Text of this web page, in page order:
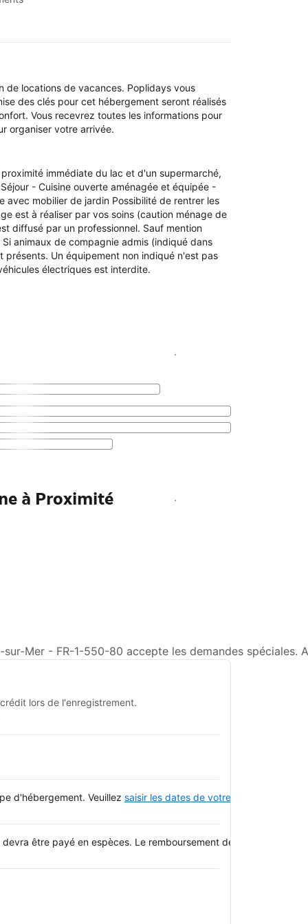
de locations de vacances. Poplidays vous
des clés pour cet hébergement seront réalisés
Vous recevrez toutes les informations pour
organiser votre arrivée.
immédiate du lac et d'un supermarché,
- Cuisine ouverte aménagée et équipée -
mobilier de jardin Possibilité de rentrer les
est à réaliser par vos soins (caution ménage de
diffusé par un professionnel. Sauf mention
animaux de compagnie admis (indiqué dans
Un équipement non indiqué n'est pas
électriques est interdite.
Voir les disponibilités
à Proximité
Voir les disponibilités
Mer - FR-1-550-80 accepte les demandes spéciales.
lors de l'enregistrement.
d'hébergement. Veuillez saisir les dates de votre séjour
être payé en espèces. Le remboursement devrait être